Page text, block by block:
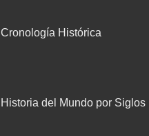
Cronología Histórica
Historia del Mundo por Siglos